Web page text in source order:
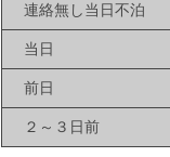
連絡無し当日不泊
当日
前日
２～３日前